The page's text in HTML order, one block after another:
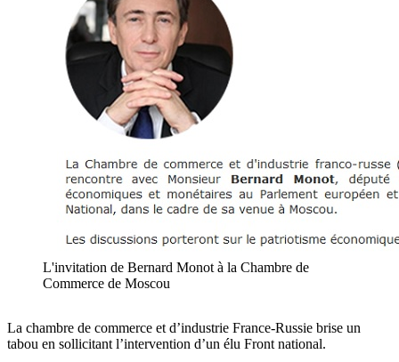
L'invitation de Bernard Monot à la Chambre de
Commerce de Moscou
La chambre de commerce et d’industrie France-Russie brise un
tabou en sollicitant l’intervention d’un élu Front national.